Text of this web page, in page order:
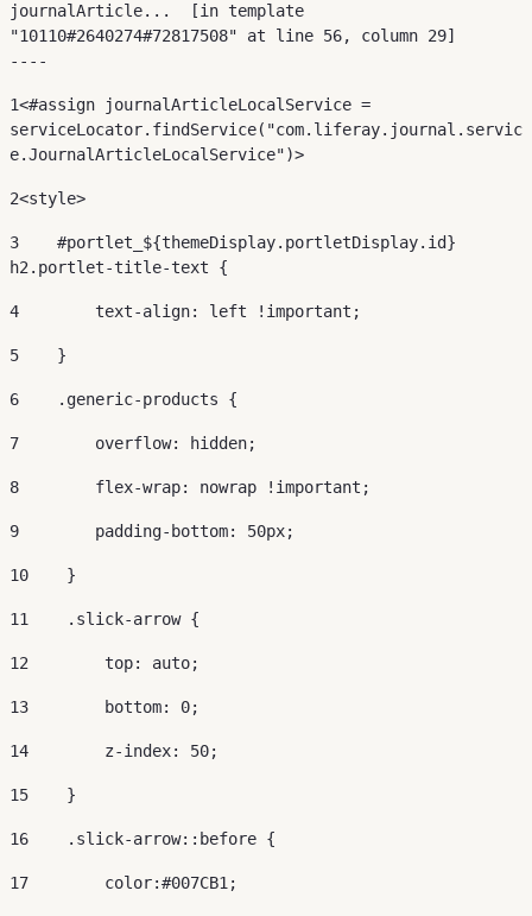
journalArticle...  [in template
"10110#2640274#72817508" at line 56, column 29]
----
1<#assign journalArticleLocalService =
serviceLocator.findService("com.liferay.journal.servic
e.JournalArticleLocalService")>
2<style>
3
    #portlet_${themeDisplay.portletDisplay.id}
h2.portlet-title-text {
4
        text-align: left !important;
5
    }
6
    .generic-products {
7
        overflow: hidden;
8
        flex-wrap: nowrap !important;
9
        padding-bottom: 50px;
10
    }
11
    .slick-arrow {
12
        top: auto;
13
        bottom: 0;
14
        z-index: 50;
15
    }
16
    .slick-arrow::before {
17
        color:#007CB1;